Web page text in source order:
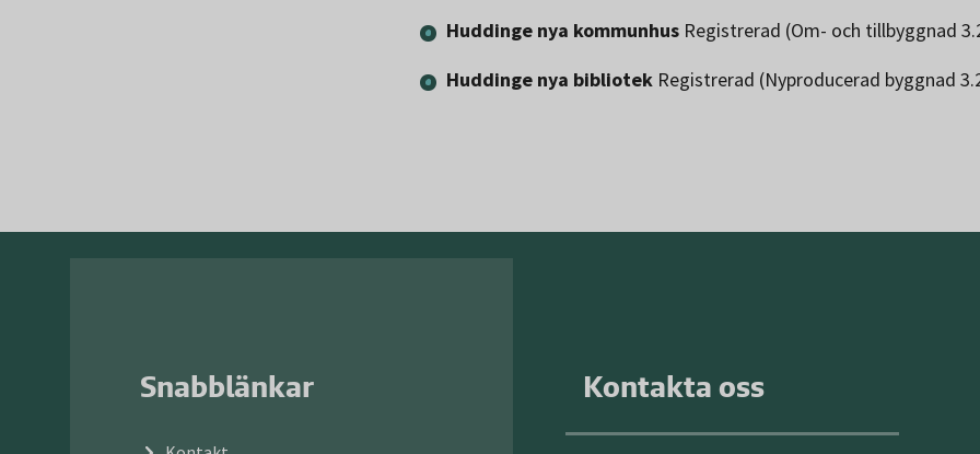
Huddinge nya kommunhus Registrerad (Om- och tillbyggnad
Huddinge nya bibliotek Registrerad (Nyproducerad byggnad
Snabblänkar Kontakta oss